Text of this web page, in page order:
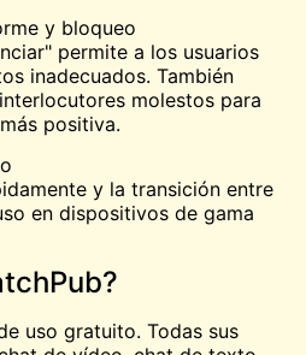
y bloqueo
permite a los usuarios
inadecuados. También
molestos para
positiva.
y la transición entre
en dispositivos de gama
uso gratuito. Todas sus